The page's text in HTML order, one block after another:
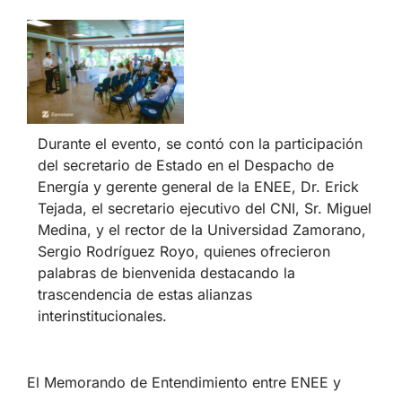
Durante el evento, se contó con la participación
del secretario de Estado en el Despacho de
Energía y gerente general de la ENEE, Dr. Erick
Tejada, el secretario ejecutivo del CNI, Sr. Miguel
Medina, y el rector de la Universidad Zamorano,
Sergio Rodríguez Royo, quienes ofrecieron
palabras de bienvenida destacando la
trascendencia de estas alianzas
interinstitucionales.
El Memorando de Entendimiento entre ENEE y